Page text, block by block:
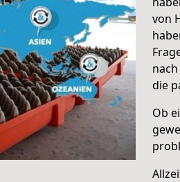
von
die
Ob